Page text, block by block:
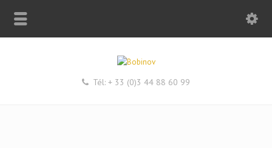
Tél: + 33 (0)3 44 88 60 99